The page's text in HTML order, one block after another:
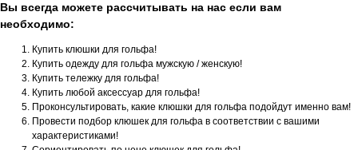
Вы всегда можете рассчитывать на нас если вам
необходимо:
Купить клюшки для гольфа!
Купить одежду для гольфа мужскую / женскую!
Купить тележку для гольфа!
Купить любой аксессуар для гольфа!
Проконсультировать, какие клюшки для гольфа подойдут именно вам!
Провести подбор клюшек для гольфа в соответствии с вашими
характеристиками!